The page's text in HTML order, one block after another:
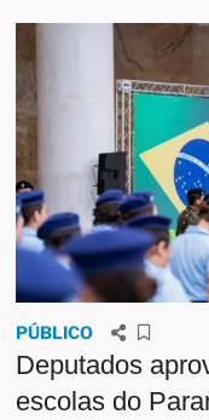
PÚBLICO
Deputados
escolas do